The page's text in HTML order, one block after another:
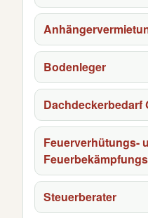
Bodenleger
Dachdeckerbedarf
Feuerverhütungs-
Steuerberater